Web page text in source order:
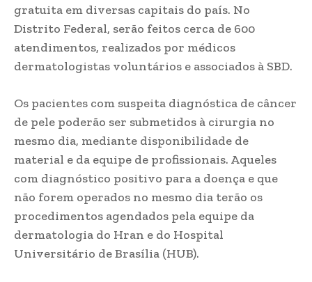
gratuita em diversas capitais do país. No
Distrito Federal, serão feitos cerca de 600
atendimentos, realizados por médicos
dermatologistas voluntários e associados à SBD.
Os pacientes com suspeita diagnóstica de câncer
de pele poderão ser submetidos à cirurgia no
mesmo dia, mediante disponibilidade de
material e da equipe de profissionais. Aqueles
com diagnóstico positivo para a doença e que
não forem operados no mesmo dia terão os
procedimentos agendados pela equipe da
dermatologia do Hran e do Hospital
Universitário de Brasília (HUB).